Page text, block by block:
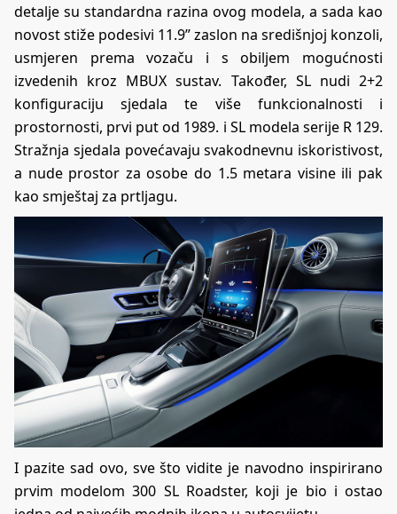
detalje su standardna razina ovog modela, a sada kao
novost stiže podesivi 11.9” zaslon na središnjoj konzoli,
usmjeren prema vozaču i s obiljem mogućnosti
izvedenih kroz MBUX sustav. Također, SL nudi 2+2
konfiguraciju sjedala te više funkcionalnosti i
prostornosti, prvi put od 1989. i SL modela serije R 129.
Stražnja sjedala povećavaju svakodnevnu iskoristivost,
a nude prostor za osobe do 1.5 metara visine ili pak
kao smještaj za prtljagu.
I pazite sad ovo, sve što vidite je navodno inspirirano
prvim modelom 300 SL Roadster, koji je bio i ostao